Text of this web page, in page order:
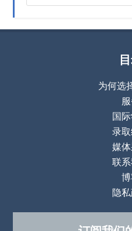
为何选
国
录
媒
联
隐